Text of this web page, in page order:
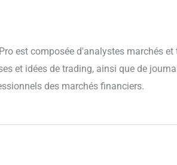
est composée d'analystes marchés
et idées de trading, ainsi que de
des marchés financiers.